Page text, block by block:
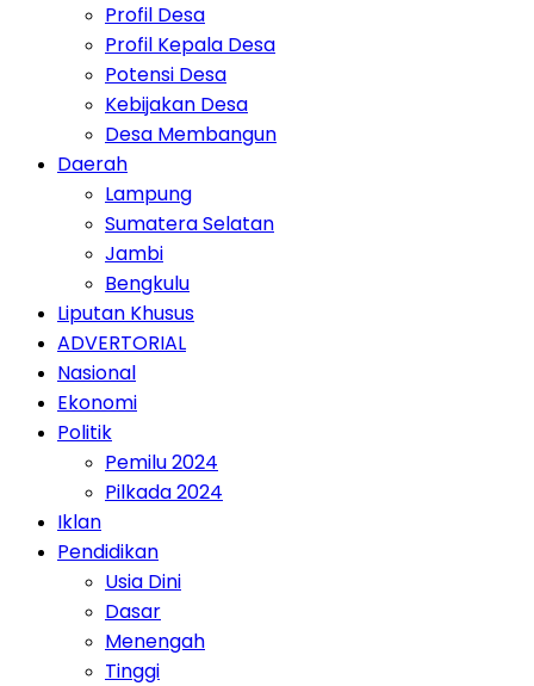
Profil Desa
Profil Kepala Desa
Potensi Desa
Kebijakan Desa
Desa Membangun
Daerah
Lampung
Sumatera Selatan
Jambi
Bengkulu
Liputan Khusus
ADVERTORIAL
Nasional
Ekonomi
Politik
Pemilu 2024
Pilkada 2024
Iklan
Pendidikan
Usia Dini
Dasar
Menengah
Tinggi